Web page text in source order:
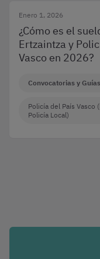
Enero 1, 2026
¿Cómo es el
Ertzaintza y
Vasco en 2026?
Convocatorias y
Policía del País Vasco
Policía Local)